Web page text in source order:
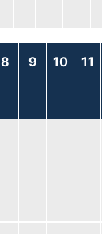
8 9 10 11